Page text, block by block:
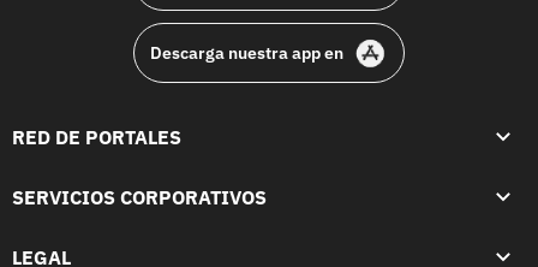
Descarga nuestra app en
RED DE PORTALES
SERVICIOS CORPORATIVOS
LEGAL